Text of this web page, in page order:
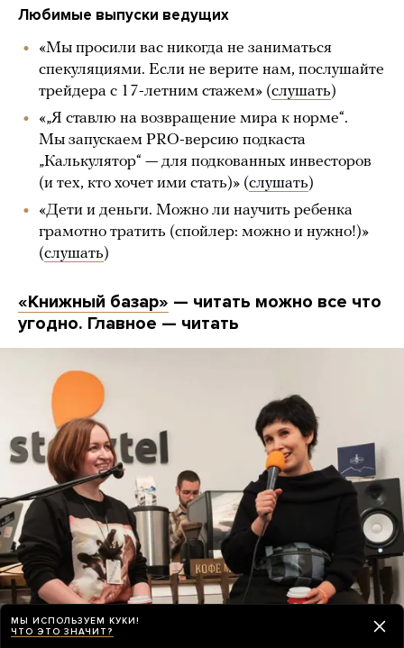
Любимые выпуски ведущих
«Мы просили вас никогда не заниматься
спекуляциями. Если не верите нам, послушайте
трейдера с 17-летним стажем» (слушать)
«„Я ставлю на возвращение мира к норме“.
Мы запускаем PRO-версию подкаста
„Калькулятор“ — для подкованных инвесторов
(и тех, кто хочет ими стать)» (слушать)
«Дети и деньги. Можно ли научить ребенка
грамотно тратить (спойлер: можно и нужно!)»
(слушать)
«Книжный базар» — читать можно все что
угодно. Главное — читать
Анастасия Завозова и Галина Юзефович
МЫ ИСПОЛЬЗУЕМ КУКИ!
ЧТО ЭТО ЗНАЧИТ?